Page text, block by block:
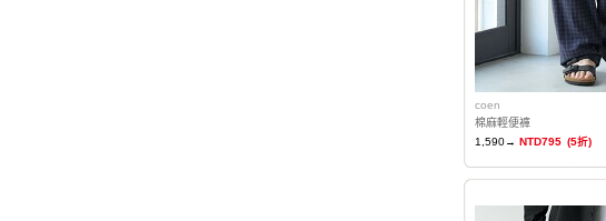
coen
棉麻輕便褲
1,590→ NTD795 (5折)